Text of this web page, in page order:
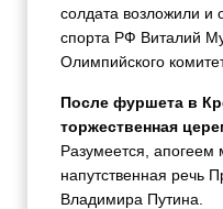
солдата возложили
спорта РФ Виталий
Олимпийского
После фуршета в
торжественная
Разумеется, апогеем
напутственная речь
Владимира Путина.